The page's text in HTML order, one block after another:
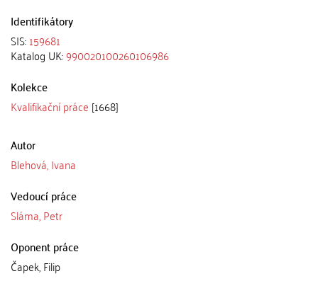
Identifikátory
SIS:159681
Katalog UK:990020100260106986
Kolekce
Kvalifikační práce [1668]
Autor
Blehová, Ivana
Vedoucí práce
Sláma, Petr
Oponent práce
Čapek, Filip